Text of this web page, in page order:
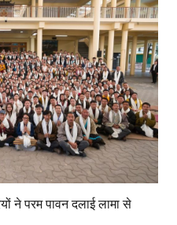
ने परम पावन दलाई लामा से